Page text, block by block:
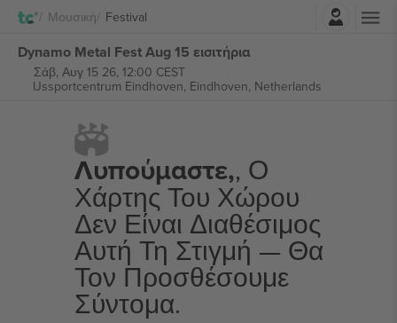
Μουσική Festival
Dynamo Metal Fest Aug 15 εισιτήρια
Σάβ, Αυγ 15 26, 12:00 CEST
IJssportcentrum Eindhoven, Eindhoven, Netherlands
Λυπούμαστε,, Ο
Χάρτης Του Χώρου
Δεν Είναι Διαθέσιμος
Αυτή Τη Στιγμή — Θα
Τον Προσθέσουμε
Σύντομα.